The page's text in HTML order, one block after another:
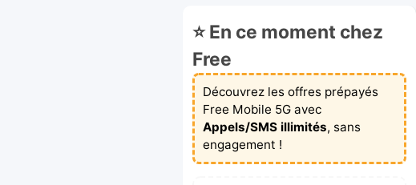
⭐ En ce moment chez
Free
Découvrez les offres prépayés
Free Mobile 5G avec
Appels/SMS illimités, sans
engagement !